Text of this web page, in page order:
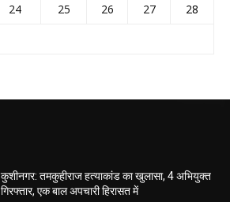
24 25 26 27
28
कुशीनगर: तमकुहीराज हत्याकांड का खुलासा, 4 अभियुक्त
गिरफ्तार, एक बाल अपचारी हिरासत में